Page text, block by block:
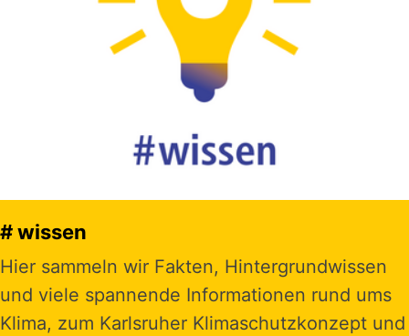
# wissen
Hier sammeln wir Fakten, Hintergrundwissen
und viele spannende Informationen rund ums
Klima, zum Karlsruher Klimaschutzkonzept und